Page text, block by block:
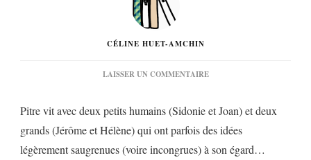
CÉLINE HUET-AMCHIN
LAISSER UN COMMENTAIRESUR
PITRE »
FLORENCE
HINCKEL…
Pitre vit avec deux petits humains (Sidonie et Joan) et deux
grands (Jérôme et Hélène) qui ont parfois des idées
légèrement saugrenues (voire incongrues) à son égard…